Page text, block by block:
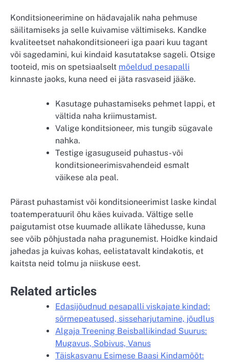
Konditsioneerimine on hädavajalik naha pehmuse
säilitamiseks ja selle kuivamise vältimiseks. Kandke
kvaliteetset nahakonditsioneeri iga paari kuu tagant
või sagedamini, kui kindaid kasutatakse sageli. Otsige
tooteid, mis on spetsiaalselt mõeldud pesapalli
kinnaste jaoks, kuna need ei jäta rasvaseid jääke.
Kasutage puhastamiseks pehmet lappi, et
vältida naha kriimustamist.
Valige konditsioneer, mis tungib sügavale
nahka.
Testige igasuguseid puhastus- või
konditsioneerimisvahendeid esmalt
väikese ala peal.
Pärast puhastamist või konditsioneerimist laske kindal
toatemperatuuril õhu käes kuivada. Vältige selle
paigutamist otse kuumade allikate lähedusse, kuna
see võib põhjustada naha pragunemist. Hoidke kindaid
jahedas ja kuivas kohas, eelistatavalt kindakotis, et
kaitsta neid tolmu ja niiskuse eest.
Related articles
Edasijõudnud pesapalli viskajate kindad:
sõrmepeatused, sisseharjutamine, jõudlus
Algaja Treening Beisballikindad Suurus:
Mugavus, Sobivus, Vanus
Täiskasvanu Esimese Baasi Kindamõõt: